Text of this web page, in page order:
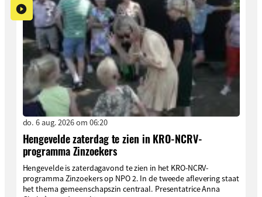
do. 6 aug. 2026 om 06:20
Hengevelde zaterdag te zien in KRO-NCRV-
programma Zinzoekers
Hengevelde is zaterdagavond te zien in het KRO-NCRV-
programma Zinzoekers op NPO 2. In de tweede aflevering staat
het thema gemeenschapszin centraal. Presentatrice Anna